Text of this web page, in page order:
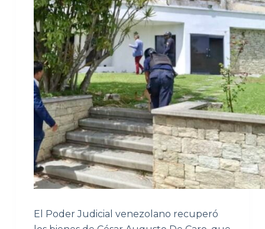
El Poder Judicial venezolano recuperó